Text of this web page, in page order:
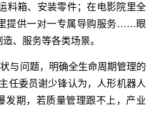
料箱、安装零件；在电影院里全
提供一对一专属导购服务……眼
、服务等各类场景。
与问题，明确全生命周期管理的
任委员谢少锋认为，人形机器人
发期，若质量管理跟不上，产业